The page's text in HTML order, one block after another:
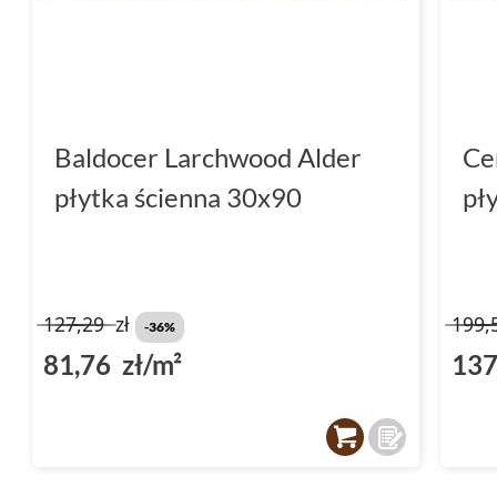
Baldocer Larchwood Alder
płytka ścienna 30x90
127,29zł -36%
81,76 zł/m²